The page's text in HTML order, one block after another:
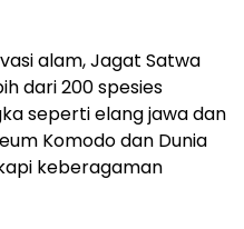
alam, Jagat Satwa
dari 200 spesies
seperti elang jawa dan
Komodo dan Dunia
keberagaman